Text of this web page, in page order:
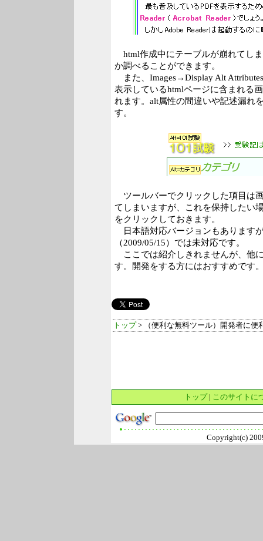
html作成中にテーブルが崩れてし
か調べることができます。
また、Images→Display Alt
表示しているhtmlページに含まれる
れます。alt属性の間違いや記述漏れ
す。
ツールバーでクリックした項目は
てしまいますが、これを保持したい
をクリックしておきます。
日本語対応バージョンもあります
（2009/05/15）では未対応です。
ここでは紹介しきれませんが、他
す。開発をする方にはおすすめです
トップ> （便利な無料ツール）開発者に便
トップ| このサイトに
Copyright(c)